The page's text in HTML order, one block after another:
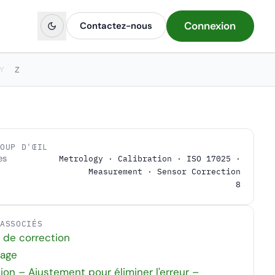
Contactez-nous Connexion
Z
D'ŒIL
Metrology · Calibration · ISO 17025 ·
Measurement · Sensor Correction
8
de correction
– Ajustement pour éliminer l'erreur –